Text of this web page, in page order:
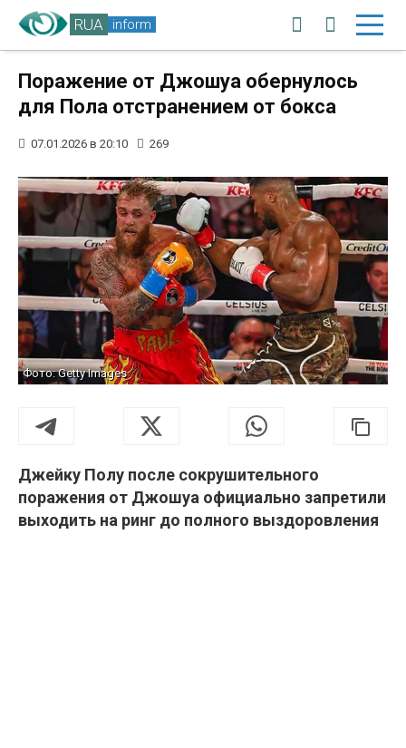
RUA inform
Поражение от Джошуа обернулось
для Пола отстранением от бокса
07.01.2026 в 20:10 269
Фото: Getty Images
Джейку Полу после сокрушительного
поражения от Джошуа официально запретили
выходить на ринг до полного выздоровления